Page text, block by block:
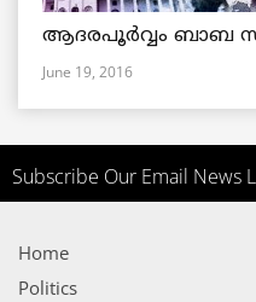
ആദരപൂര്‍വ്വം ബാബ
June 19, 2016
Subscribe Our Email News
Home
Politics